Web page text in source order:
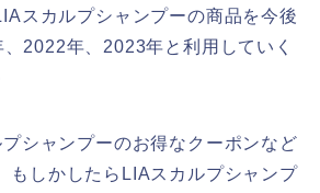
スカルプシャンプーの商品を今後
2022年、2023年と利用していく
シャンプーのお得なクーポンなど
もしかしたらLIAスカルプシャンプ